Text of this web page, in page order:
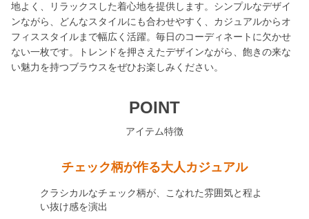
地よく、リラックスした着心地を提供します。シンプルなデザイ
ンながら、どんなスタイルにも合わせやすく、カジュアルからオ
フィススタイルまで幅広く活躍。毎日のコーディネートに欠かせ
ない一枚です。トレンドを押さえたデザインながら、飽きの来な
い魅力を持つブラウスをぜひお楽しみください。
POINT
アイテム特徴
チェック柄が作る大人カジュアル
クラシカルなチェック柄が、こなれた雰囲気と程よ
い抜け感を演出